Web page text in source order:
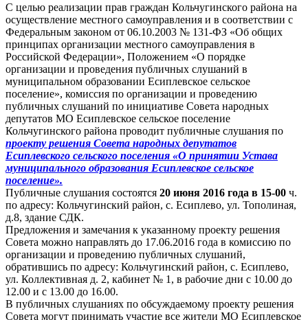
С целью реализации прав граждан Кольчугинского района на
осуществление местного самоуправления и в соответствии с
Федеральным законом от 06.10.2003 № 131-ФЗ «Об общих
принципах организации местного самоуправления в
Российской Федерации», Положением «О порядке
организации и проведения публичных слушаний в
муниципальном образовании Есиплевское сельское
поселение», комиссия по организации и проведению
публичных слушаний по инициативе Совета народных
депутатов МО Есиплевское сельское поселение
Кольчугинского района проводит публичные слушания по
проекту решения Совета народных депутатов
Есиплевского сельского поселения «О принятии Устава
муниципального образования Есиплевское сельское
поселение».
Публичные слушания состоятся 20 июня 2016 года в 15-00 ч.
по адресу: Кольчугинский район, с. Есиплево, ул. Тополиная,
д.8, здание СДК.
Предложения и замечания к указанному проекту решения
Совета можно направлять до 17.06.2016 года в комиссию по
организации и проведению публичных слушаний,
обратившись по адресу: Кольчугинский район, с. Есиплево,
ул. Коллективная д. 2, кабинет № 1, в рабочие дни с 10.00 до
12.00 и с 13.00 до 16.00.
В публичных слушаниях по обсуждаемому проекту решения
Совета могут принимать участие все жители МО Есиплевское